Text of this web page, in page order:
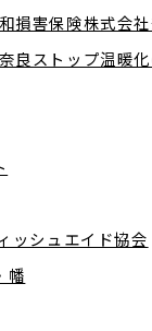
損害保険株式会
良ストップ温暖化
ッシュエイド協会
幡